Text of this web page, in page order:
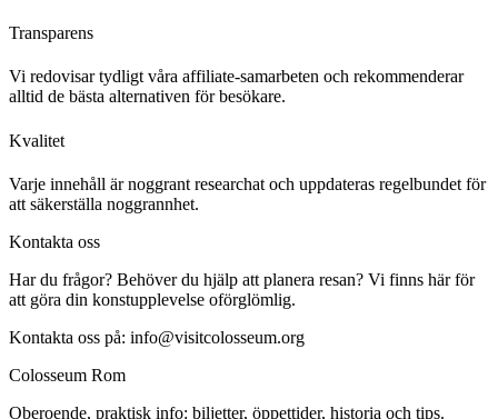
Transparens
Vi redovisar tydligt våra affiliate-samarbeten och rekommenderar
alltid de bästa alternativen för besökare.
Kvalitet
Varje innehåll är noggrant researchat och uppdateras regelbundet för
att säkerställa noggrannhet.
Kontakta oss
Har du frågor? Behöver du hjälp att planera resan? Vi finns här för
att göra din konstupplevelse oförglömlig.
Kontakta oss på: info@visitcolosseum.org
Colosseum Rom
Oberoende, praktisk info: biljetter, öppettider, historia och tips.